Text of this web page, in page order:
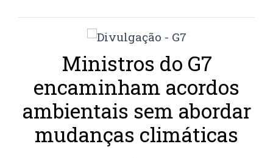
Ministros do G7
encaminham acordos
ambientais sem abordar
mudanças climáticas